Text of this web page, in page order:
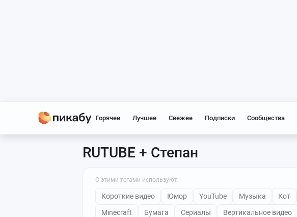
Горячее Лучшее Свежее Подписки Сообщества
RUTUBE + Степан
С этими тегами используют:
Короткие видео Юмор YouTube Музыка Кот
Minecraft
Бумага Сериалы Вертикальное видео